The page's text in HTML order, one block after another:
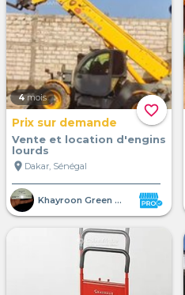
favorite_border
4 mois
Prix sur demande
Vente et location d'engins
lourds
location_on Dakar, Sénégal
Khayroon Green Shelter SUARL